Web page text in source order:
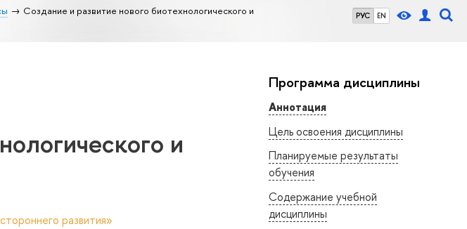
РУС EN
Создание и развитие нового биотехнологического и
Программа дисциплины
Аннотация
Цель освоения дисциплины
Планируемые результаты
обучения
Содержание учебной
дисциплины
и
развития»